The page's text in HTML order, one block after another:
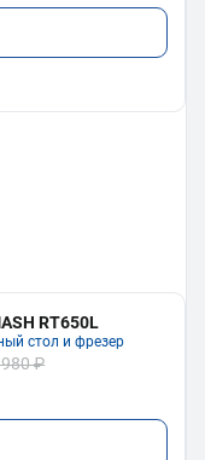
RT650L
стол и фрезер
₽